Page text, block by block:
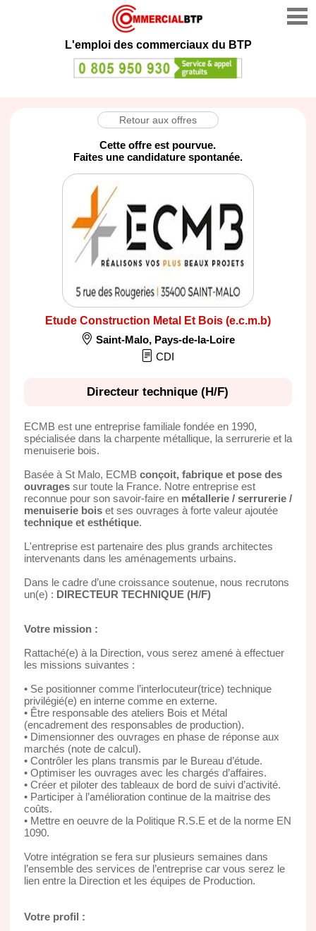
L'emploi des commerciaux du BTP
Retour aux offres
Cette offre est pourvue.
Faites une candidature spontanée.
Etude Construction Metal Et Bois (e.c.m.b)
Saint-Malo, Pays-de-la-Loire
CDI
Directeur technique (H/F)
ECMB est une entreprise familiale fondée en 1990,
spécialisée dans la charpente métallique, la serrurerie et la
menuiserie bois.
Basée à St Malo, ECMB conçoit, fabrique et pose des
ouvragessur toute la France. Notre entreprise est
reconnue pour son savoir-faire en métallerie / serrurerie /
menuiserie boiset ses ouvrages à forte valeur ajoutée
technique et esthétique.
L'entreprise est partenaire des plus grands architectes
intervenants dans les aménagements urbains.
Dans le cadre d’une croissance soutenue, nous recrutons
un(e) : DIRECTEUR TECHNIQUE (H/F)
Votre mission :
Rattaché(e) à la Direction, vous serez amené à effectuer
les missions suivantes :
• Se positionner comme l’interlocuteur(trice) technique
privilégié(e) en interne comme en externe.
• Être responsable des ateliers Bois et Métal
(encadrement des responsables de production).
• Dimensionner des ouvrages en phase de réponse aux
marchés (note de calcul).
• Contrôler les plans transmis par le Bureau d’étude.
• Optimiser les ouvrages avec les chargés d’affaires.
• Créer et piloter des tableaux de bord de suivi d’activité.
• Participer à l’amélioration continue de la maitrise des
coûts.
• Mettre en oeuvre de la Politique R.S.E et de la norme EN
1090.
Votre intégration se fera sur plusieurs semaines dans
l’ensemble des services de l’entreprise car vous serez le
lien entre la Direction et les équipes de Production.
Votre profil :